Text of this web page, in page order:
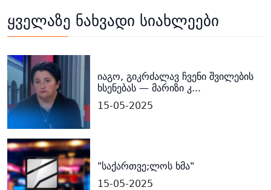
ყველაზე ნახვადი სიახლეები
იაგო, გიკრძალავ ჩვენი შვილების
ხსენებას — მარიზი კ...
15-05-2025
"საქართვე;ლოს ხმა"
15-05-2025